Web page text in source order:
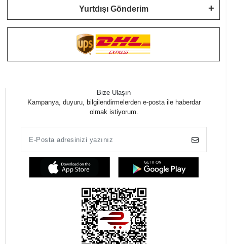
Yurtdışı Gönderim
Bize Ulaşın
Kampanya, duyuru, bilgilendirmelerden e-posta ile haberdar
olmak istiyorum.